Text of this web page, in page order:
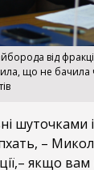
від
що не бачила
шуточками
–
якщо вам